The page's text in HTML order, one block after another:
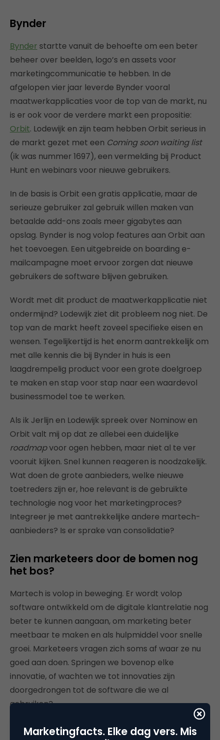
Bynder
Bynder startte vanuit de behoefte om een beter
beheer over beelden, logo’s en assets voor
marketingcommunicatie te hebben. In de
afgelopen vier jaar leverde Bynder vooral
maatwerkapplicaties voor de top van de markt, nu
is er ook voor de verdere markt een propositie:
Orbit. Lodewijk en zijn team hebben Orbit serieus in
de markt gezet met een Coming soon waiting list
(ik was nummer 1697), een vermelding bij Product
Hunt en webinars voor nieuwe gebruikers.
In de basis is Orbit een gratis applicatie, maar de
serieuze gebruiker zal gebruik willen maken van
betaalde add-ons zoals meer gigabytes aan
opslag. Bynder is nog volop features aan Orbit aan
het toevoegen. Een uitgebreide on boarding e-
mailcampagne moet ervoor zorgen dat nieuwe
gebruikers de software blijven gebruiken.
Wordt met dit product de maatwerkapplicatie niet
ondermijnd? Lodewijk ziet dit probleem nog niet. De
top van de markt heeft zoveel specifieke eisen en
wensen. Tegelijkertijd is het enorm aantrekkelijk om
met alle kennis die bij Bynder in huis is een
laagdrempelig product voor een grote doelgroep
te maken en stap voor stap naar een waardevol
businessmodel toe te werken.
Als ik Jerlijn en Lodewijk spreek over Nominow en
Orbit valt mij op dat ze allebei een duidelijke
roadmapvoor ogen hebben, maar niet al te ver
vooruit kijken. Snel kunnen reageren is noodzakelijk.
Wat doen de grote aanbieders, welke nieuwe
toetreders zijn er, hoe relevant is de gebruikte
technologie nog voor het marketingproces?
Integreer je met aantrekkelijke andere martech-
aanbieders? Is er sprake van consolidatie?
Zien marketeers door de bomen nog
het bos?
Martech is volop in beweging. Er wordt volop
software ontwikkeld om de digitale klantrelatie nog
beter te kunnen aangaan, om marketing beter
meetbaar te maken en als hulpmiddel voor snelle
groei. Marketeers vragen zich soms af waar ze nu
goed aan doen. Springen we bovenop elke
innovatie, of wachten we tot innovaties zijn
doorgedrongen tot de software die we al
gebruiken?
In een volgend artikel kijk ik mee met marketeers
Marketingfacts. Elke dag vers. Mis